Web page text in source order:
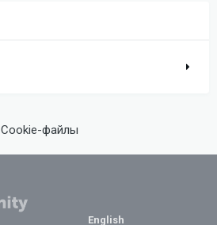
Cookie-файлы
English